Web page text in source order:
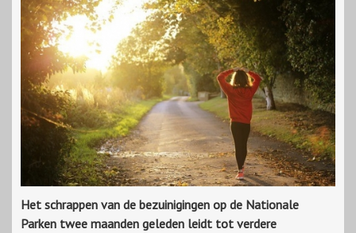
Het schrappen van de bezuinigingen op de Nationale
Parken twee maanden geleden leidt tot verdere